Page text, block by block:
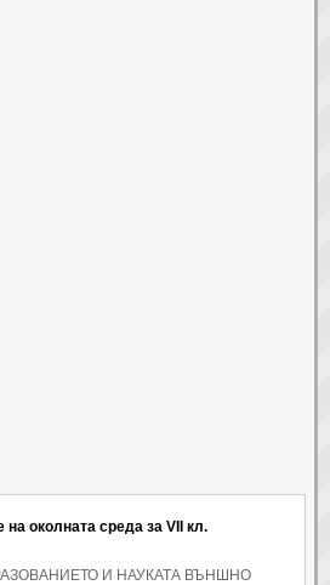
на околната среда за VII кл.
И НАУКАТА ВЪНШНО